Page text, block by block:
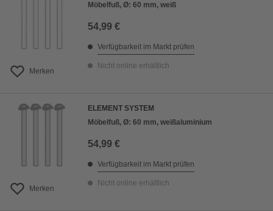
Merken
Möbelfuß, Ø: 60 mm, weiß
54,99 €
Verfügbarkeit im Markt prüfen
Nicht online erhältlich
Merken
ELEMENT SYSTEM
Möbelfuß, Ø: 60 mm, weißaluminium
54,99 €
Verfügbarkeit im Markt prüfen
Nicht online erhältlich